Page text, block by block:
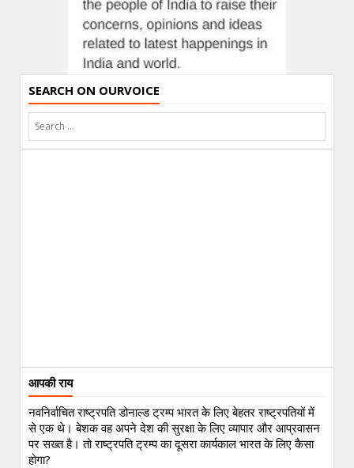
SEARCH ON OURVOICE
आपकी राय
नवनिर्वाचित राष्ट्रपति डोनाल्ड ट्रम्प भारत के लिए बेहतर राष्ट्रपतियों में
से एक थे। बेशक वह अपने देश की सुरक्षा के लिए व्यापार और आप्रवासन
पर सख्त है। तो राष्ट्रपति ट्रम्प का दूसरा कार्यकाल भारत के लिए कैसा
होगा?